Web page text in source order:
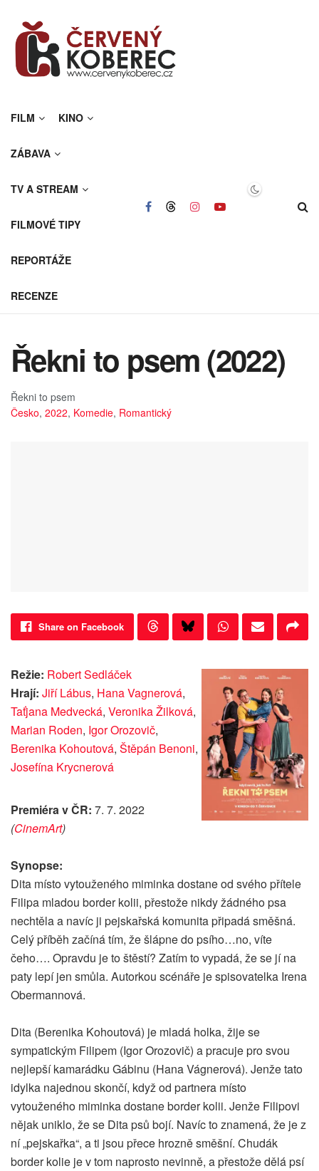
FILM KINO
ZÁBAVA
TV A STREAM
FILMOVÉ TIPY
REPORTÁŽE
RECENZE
Řekni to psem (2022)
Řekni to psem
Česko, 2022, Komedie, Romantický
Share on Facebook
Režie: Robert Sedláček
Hrají: Jiří Lábus, Hana Vagnerová,
Taťjana Medvecká, Veronika Žilková,
Marian Roden, Igor Orozovič,
Berenika Kohoutová, Štěpán Benoni,
Josefína Krycnerová
Premiéra v ČR: 7. 7. 2022
(CinemArt)
Synopse:
Dita místo vytouženého miminka dostane od svého přítele
Filipa mladou border kolii, přestože nikdy žádného psa
nechtěla a navíc ji pejskařská komunita připadá směšná.
Celý příběh začíná tím, že šlápne do psího…no, víte
čeho…. Opravdu je to štěstí? Zatím to vypadá, že se jí na
paty lepí jen smůla. Autorkou scénáře je spisovatelka Irena
Obermannová.
Dita (Berenika Kohoutová) je mladá holka, žije se
sympatickým Filipem (Igor Orozovič) a pracuje pro svou
nejlepší kamarádku Gábinu (Hana Vágnerová). Jenže tato
idylka najednou skončí, když od partnera místo
vytouženého miminka dostane border kolii. Jenže Filipovi
nějak uniklo, že se Dita psů bojí. Navíc to znamená, že je z
ní „pejskařka“, a ti jsou přece hrozně směšní. Chudák
border kolie je v tom naprosto nevinně, a přestože dělá psí